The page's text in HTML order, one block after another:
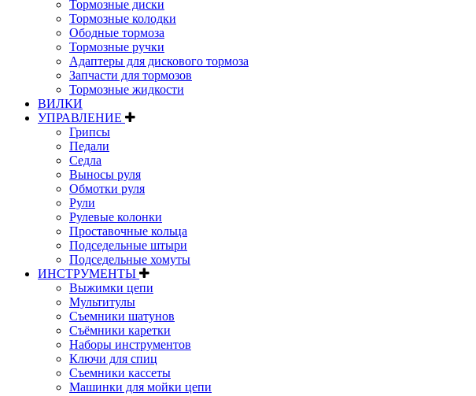
Тормозные диски
Тормозные колодки
Ободные тормоза
Тормозные ручки
Адаптеры для дискового тормоза
Запчасти для тормозов
Тормозные жидкости
ВИЛКИ
УПРАВЛЕНИЕ
Грипсы
Педали
Седла
Выносы руля
Обмотки руля
Рули
Рулевые колонки
Проставочные кольца
Подседельные штыри
Подседельные хомуты
ИНСТРУМЕНТЫ
Выжимки цепи
Мультитулы
Съемники шатунов
Съёмники каретки
Наборы инструментов
Ключи для спиц
Съемники кассеты
Машинки для мойки цепи